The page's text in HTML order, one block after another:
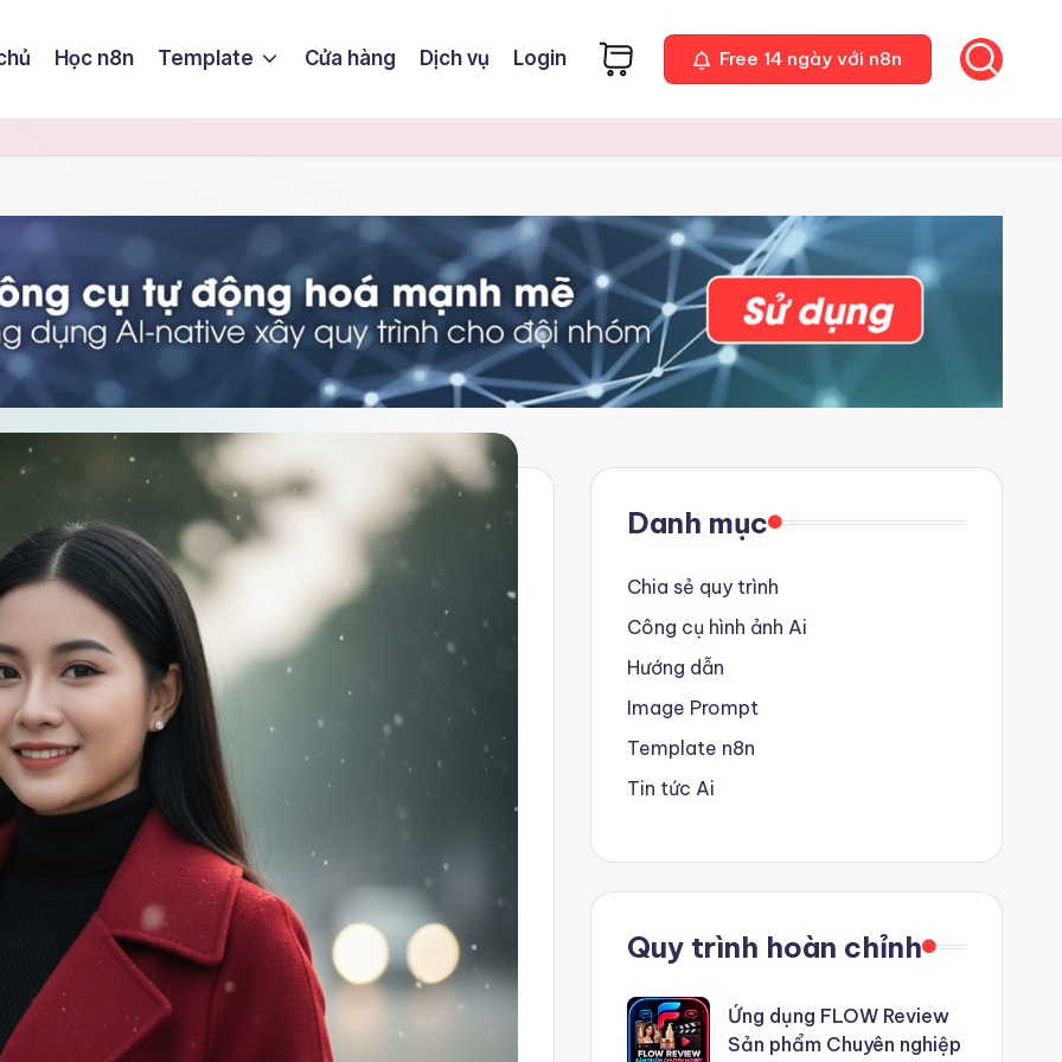
Học n8n Template Cửa hàng Dịch vụ Login Free 14 ngày với n8n
Danh mục
Chia sẻ quy trình
Công cụ hình ảnh Ai
Hướng dẫn
Image Prompt
Template n8n
Tin tức Ai
Quy trình hoàn chỉnh
Ứng dụng FLOW Review
Sản phẩm Chuyên nghiệp